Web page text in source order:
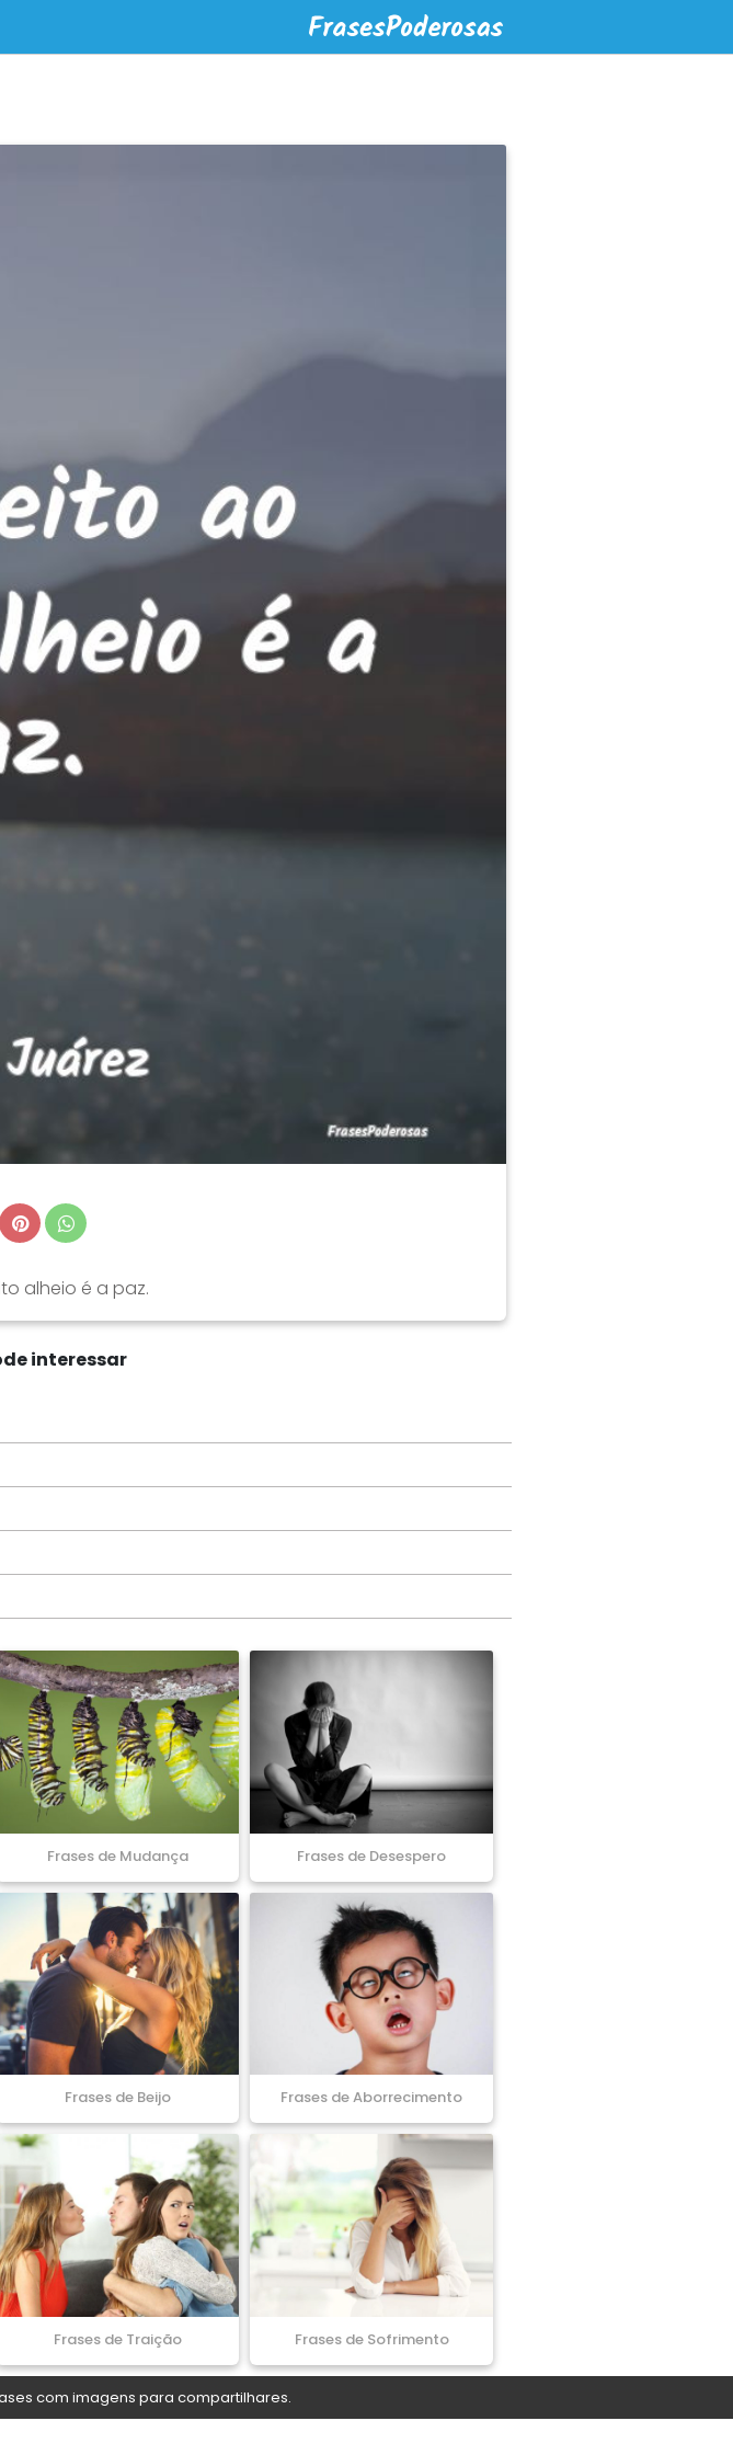
alheio é a paz.
interessar
Frases de Mudança Frases de Desespero
Frases de Beijo Frases de Aborrecimento
Frases de Traição Frases de Sofrimento
com imagens para compartilhares.